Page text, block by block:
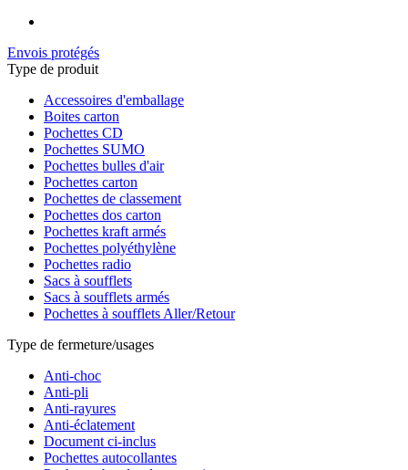
Envois protégés
Type de produit
Accessoires d'emballage
Boites carton
Pochettes CD
Pochettes SUMO
Pochettes bulles d'air
Pochettes carton
Pochettes de classement
Pochettes dos carton
Pochettes kraft armés
Pochettes polyéthylène
Pochettes radio
Sacs à soufflets
Sacs à soufflets armés
Pochettes à soufflets Aller/Retour
Type de fermeture/usages
Anti-choc
Anti-pli
Anti-rayures
Anti-éclatement
Document ci-inclus
Pochettes autocollantes